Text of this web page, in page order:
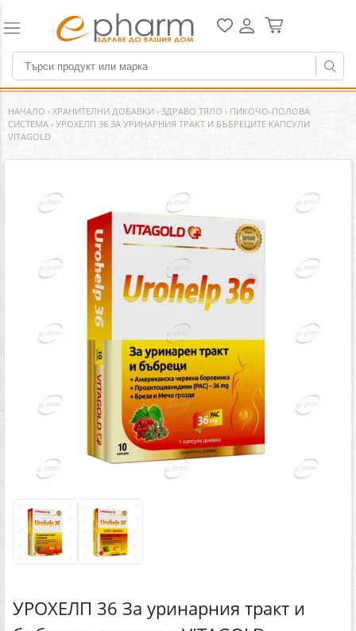
НАЧАЛО › ХРАНИТЕЛНИ ДОБАВКИ › ЗДРАВО ТЯЛО › ПИКОЧО-ПОЛОВА
СИСТЕМА › УРОХЕЛП 36 ЗА УРИНАРНИЯ ТРАКТ И БЪБРЕЦИТЕ КАПСУЛИ
VITAGOLD
УРОХЕЛП 36 За уринарния тракт и